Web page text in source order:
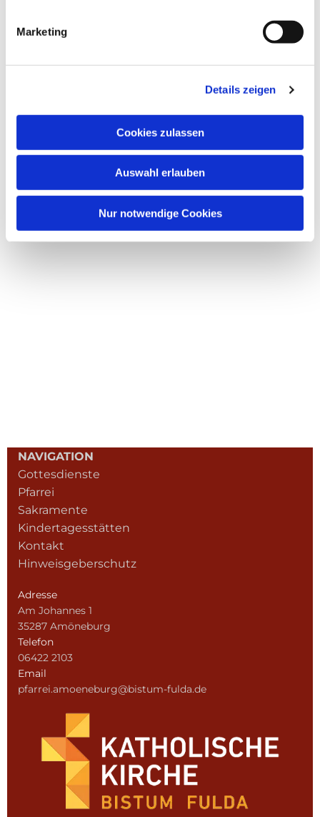
Marketing
Details zeigen
Cookies zulassen
Auswahl erlauben
Nur notwendige Cookies
Dies könnte Sie auch
NAVIGATION
Gottesdienste
Pfarrei
Sakramente
Kindertagesstätten
Kontakt
Hinweisgeberschutz
Adresse
Am Johannes 1
35287 Amöneburg
Telefon
06422 2103
Email
pfarrei.amoeneburg@bistum-fulda.de